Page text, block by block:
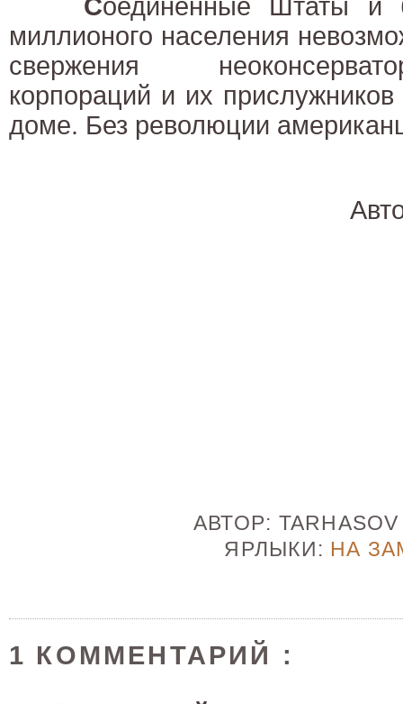
Соединённые Штаты и
миллионого населения
свержения
корпораций и их
доме. Без революции
АВТОР:
ЯРЛЫКИ: НА
1 КОММЕНТАРИЙ :